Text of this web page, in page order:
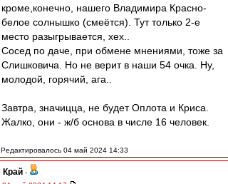
кроме,конечно, нашего Владимира Красно-
белое солнышко (смеётся). Тут только 2-е
место разыгрывается, хех..
Сосед по даче, при обмене мнениями, тоже за
Слишковича. Но не верит в наши 54 очка. Ну,
молодой, горячий, ага..
Завтра, значицца, не будет Оплота и Криса.
Жалко, они - ж/б основа в числе 16 человек.
Редактировалось 04 май 2024 14:33
Край -